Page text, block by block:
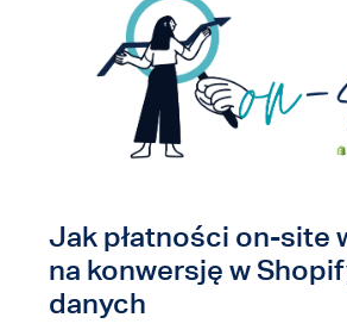
Jak płatności on-site
na konwersję w
danych